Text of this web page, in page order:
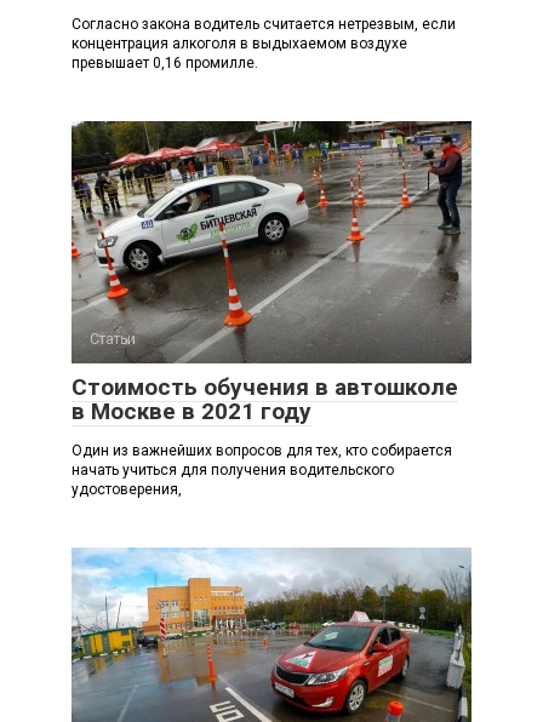
Согласно закона водитель считается нетрезвым, если
концентрация алкоголя в выдыхаемом воздухе
превышает 0,16 промилле.
Статьи
Стоимость обучения в автошколе
в Москве в 2021 году
Один из важнейших вопросов для тех, кто собирается
начать учиться для получения водительского
удостоверения,